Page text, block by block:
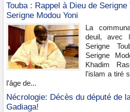
Touba : Rappel à Dieu de
Serigne Modou Yoni
La
deuil, avec
Serigne
Serigne
Khadim
l'islam a tiré
l'âge de...
Nécrologie: Décès du député de
Gadiaga!